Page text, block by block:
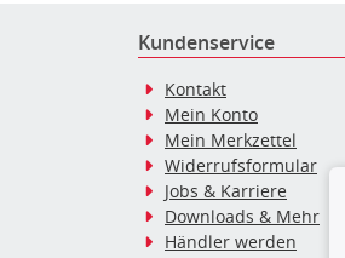
Kundenservice
Kontakt
Mein Konto
Mein Merkzettel
Widerrufsformular
Jobs & Karriere
Downloads & Mehr
Händler werden